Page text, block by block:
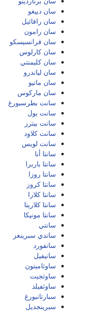
سان دييغو
سان رافائيل
سان رامون
سان فرانسيسكو
سان كارلوس
سان كليمنتي
سان لياندرو
سان ماتيو
سان ماركوس
سانت بطرسبورغ
سانت بول
سانت بيترز
سانت كلاود
سانت لويس
سانتا أنا
سانتا باربرا
سانتا روزا
سانتا كروز
سانتا كلارا
سانتا كلاريتا
سانتا مونيكا
سانتي
ساندي سبرينغز
سانفورد
سانيفيل
ساوثامبتون
ساوثجيت
ساوثفيلد
سبارتانبورغ
سبرينجديل